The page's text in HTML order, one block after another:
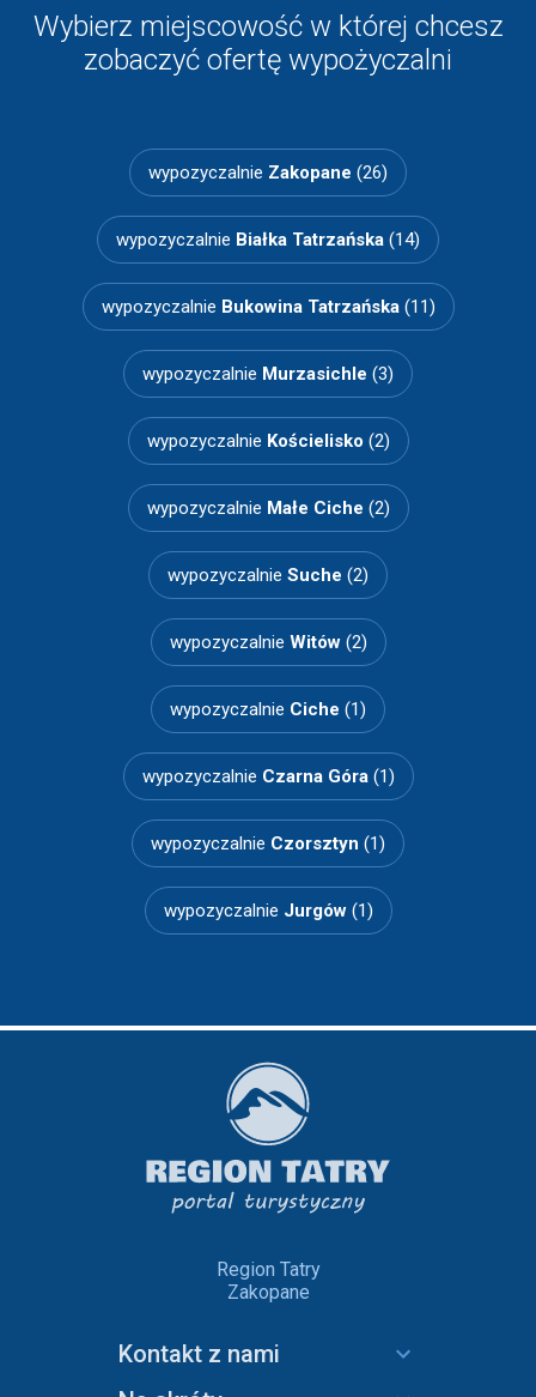
Wybierz miejscowość w której chcesz
zobaczyć ofertę wypożyczalni
wypozyczalnie Zakopane (26)
wypozyczalnie Białka Tatrzańska (14)
wypozyczalnie Bukowina Tatrzańska(11)
wypozyczalnie Murzasichle (3)
wypozyczalnie Kościelisko (2)
wypozyczalnie Małe Ciche (2)
wypozyczalnie Suche (2)
wypozyczalnie Witów(2)
wypozyczalnie Ciche (1)
wypozyczalnie Czarna Góra(1)
wypozyczalnie Czorsztyn (1)
wypozyczalnie Jurgów(1)
Region Tatry
Zakopane
Kontakt z nami